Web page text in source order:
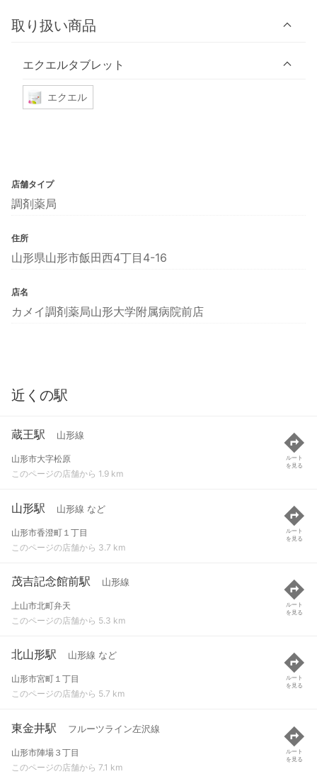
取り扱い商品
エクエルタブレット
エクエル
店舗タイプ
調剤薬局
住所
山形県山形市飯田西4丁目4-16
店名
カメイ調剤薬局山形大学附属病院前店
近くの駅
蔵王駅 山形線
山形市大字松原
このページの店舗から 1.9 km
ルート
を見る
山形駅 山形線 など
山形市香澄町１丁目
このページの店舗から 3.7 km
ルート
を見る
茂吉記念館前駅 山形線
上山市北町弁天
このページの店舗から 5.3 km
ルート
を見る
北山形駅 山形線 など
山形市宮町１丁目
このページの店舗から 5.7 km
ルート
を見る
東金井駅 フルーツライン左沢線
山形市陣場３丁目
このページの店舗から 7.1 km
ルート
を見る